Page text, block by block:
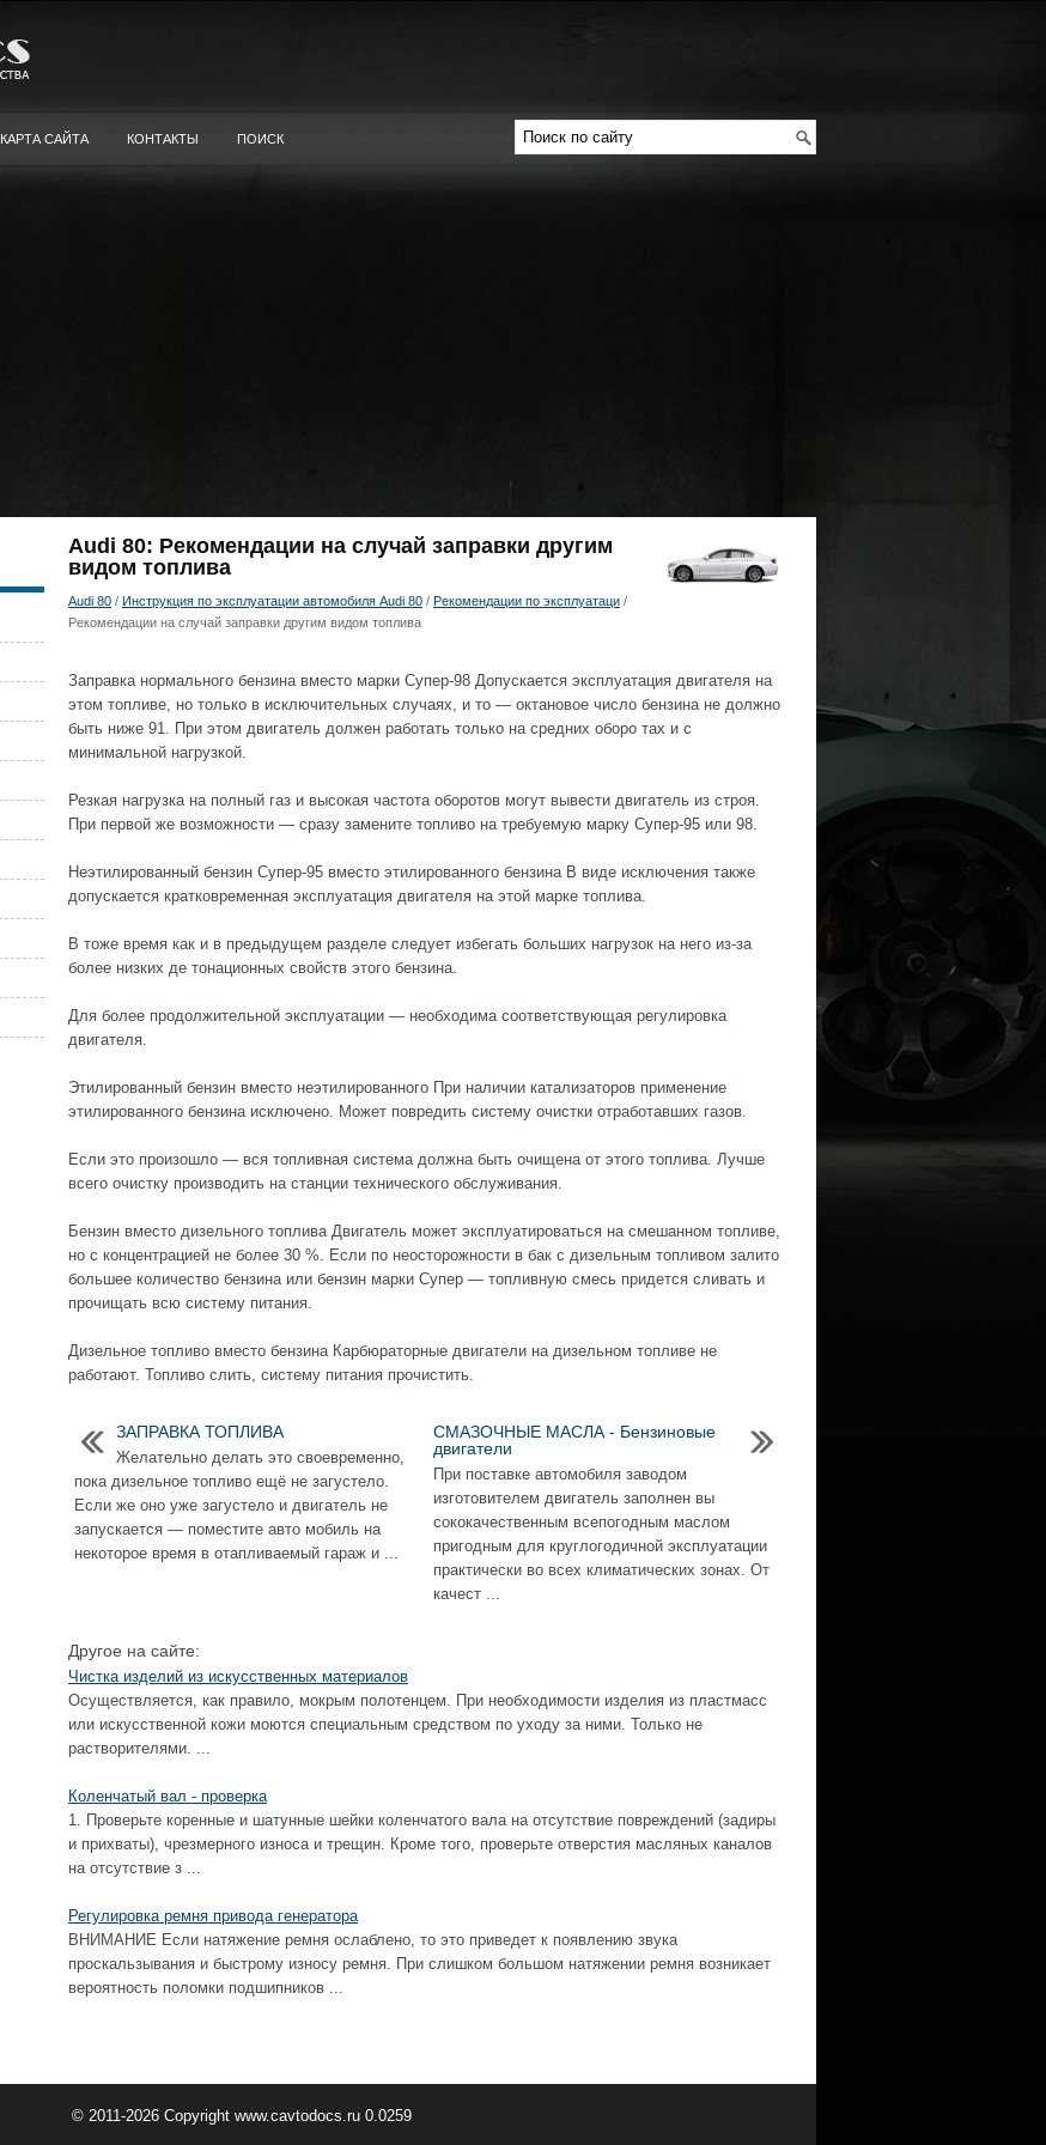
КАРТА САЙТА КОНТАКТЫ ПОИСК
Audi 80: Рекомендации на случай заправки другим
видом топлива
Audi 80 / Инструкция по эксплуатации автомобиля Audi 80 / Рекомендации по эксплуатаци /
Рекомендации на случай заправки другим видом топлива
Заправка нормального бензина вместо марки Супер-98 Допускается эксплуатация двигателя на
этом топливе, но только в исключительных случаях, и то — октановое число бензина не должно
быть ниже 91. При этом двигатель должен работать только на средних оборо тах и с
минимальной нагрузкой.
Резкая нагрузка на полный газ и высокая частота оборотов могут вывести двигатель из строя.
При первой же возможности — сразу замените топливо на требуемую марку Супер-95 или 98.
Неэтилированный бензин Супер-95 вместо этилированного бензина В виде исключения также
допускается кратковременная эксплуатация двигателя на этой марке топлива.
В тоже время как и в предыдущем разделе следует избегать больших нагрузок на него из-за
более низких де тонационных свойств этого бензина.
Для более продолжительной эксплуатации — необходима соответствующая регулировка
двигателя.
Этилированный бензин вместо неэтилированного При наличии катализаторов применение
этилированного бензина исключено. Может повредить систему очистки отработавших газов.
Если это произошло — вся топливная система должна быть очищена от этого топлива. Лучше
всего очистку производить на станции технического обслуживания.
Бензин вместо дизельного топлива Двигатель может эксплуатироваться на смешанном топливе,
но с концентрацией не более 30 %. Если по неосторожности в бак с дизельным топливом залито
большее количество бензина или бензин марки Супер — топливную смесь придется сливать и
прочищать всю систему питания.
Дизельное топливо вместо бензина Карбюраторные двигатели на дизельном топливе не
работают. Топливо слить, систему питания прочистить.
ЗАПРАВКА ТОПЛИВА
Желательно делать это своевременно,
пока дизельное топливо ещё не загустело.
Если же оно уже загустело и двигатель не
запускается — поместите авто мобиль на
некоторое время в отапливаемый гараж и ...
СМАЗОЧНЫЕ МАСЛА - Бензиновые
двигатели
При поставке автомобиля заводом
изготовителем двигатель заполнен вы
сококачественным всепогодным маслом
пригодным для круглогодичной эксплуатации
практически во всех климатических зонах. От
качест ...
Другое на сайте:
Чистка изделий из искусственных материалов
Осуществляется, как правило, мокрым полотенцем. При необходимости изделия из пластмасс
или искусственной кожи моются специальным средством по уходу за ними. Только не
растворителями. ...
Коленчатый вал - проверка
1. Проверьте коренные и шатунные шейки коленчатого вала на отсутствие повреждений (задиры
и прихваты), чрезмерного износа и трещин. Кроме того, проверьте отверстия масляных каналов
на отсутствие з ...
Регулировка ремня привода генератора
ВНИМАНИЕ Если натяжение ремня ослаблено, то это приведет к появлению звука
проскальзывания и быстрому износу ремня. При слишком большом натяжении ремня возникает
вероятность поломки подшипников ...
© 2011-2026 Copyright www.cavtodocs.ru 0.0259